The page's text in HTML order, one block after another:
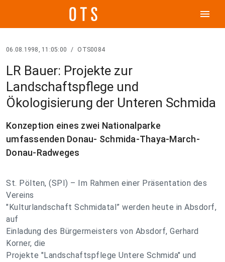
menu
06.08.1998, 11:05:00 / OTS0084
LR Bauer: Projekte zur
Landschaftspflege und
Ökologisierung der Unteren Schmida
Konzeption eines zwei Nationalparke
umfassenden Donau- Schmida-Thaya-March-
Donau-Radweges
St. Pölten, (SPI) – Im Rahmen einer Präsentation des
Vereins
"Kulturlandschaft Schmidatal” werden heute in Absdorf,
auf
Einladung des Bürgermeisters von Absdorf, Gerhard
Korner, die
Projekte "Landschaftspflege Untere Schmida" und